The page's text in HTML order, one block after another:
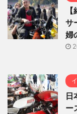
サ
婦
日
ー